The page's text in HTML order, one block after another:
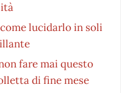
lucidarlo in soli
fare mai questo
di fine mese